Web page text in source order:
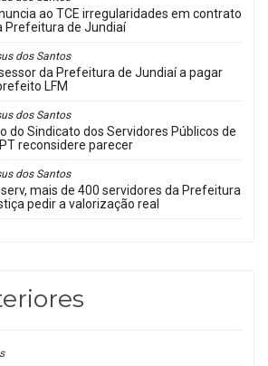
ao TCE irregularidades em contrato
Prefeitura de Jundiaí
dos Santos
da Prefeitura de Jundiaí a pagar
LFM
dos Santos
do Sindicato dos Servidores Públicos de
reconsidere parecer
dos Santos
mais de 400 servidores da Prefeitura
pedir a valorização real